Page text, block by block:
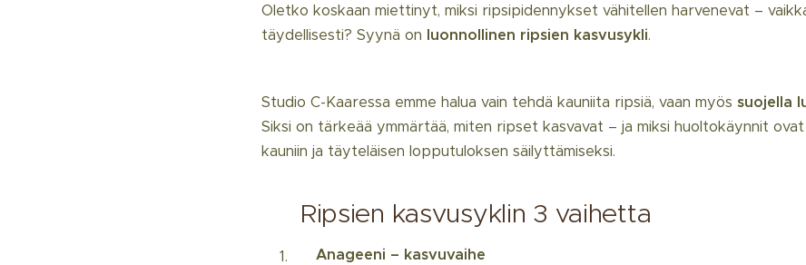
Oletko koskaan miettinyt, miksi ripsipidennykset vähitellen harvenevat –
täydellisesti? Syynä on luonnollinen ripsien kasvusykli.
Studio C-Kaaressa emme halua vain tehdä kauniita ripsiä, vaan myös suojella
Siksi on tärkeää ymmärtää, miten ripset kasvavat – ja miksi huoltokäynnit
kauniin ja täyteläisen lopputuloksen säilyttämiseksi.
🌱 Ripsien kasvusyklin 3 vaihetta
Anageeni – kasvuvaihe